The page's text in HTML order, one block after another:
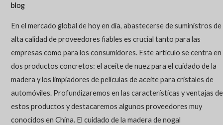
blog
En el mercado global de hoy en día, abastecerse de suministros de
alta calidad de proveedores fiables es crucial tanto para las
empresas como para los consumidores. Este artículo se centra en
dos productos concretos: el aceite de nuez para el cuidado de la
madera y los limpiadores de películas de aceite para cristales de
automóviles. Profundizaremos en las características y ventajas de
estos productos y destacaremos algunos proveedores muy
conocidos en China. El cuidado de la madera de nogal